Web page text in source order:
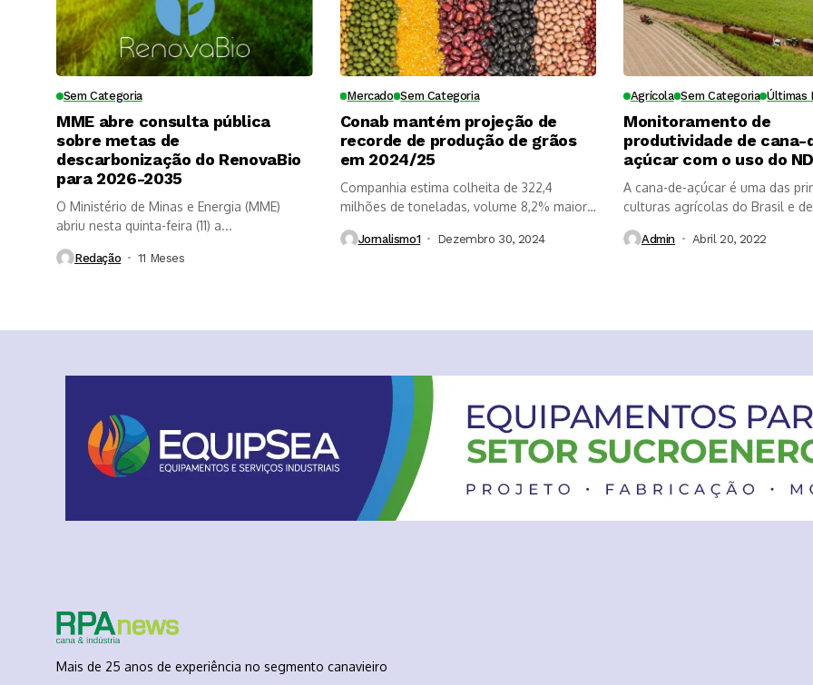
Sem Categoria
MME abre consulta pública
sobre metas de
descarbonização do RenovaBio
para 2026-2035
O Ministério de Minas e Energia (MME)
abriu nesta quinta-feira (11) a...
Redação 11 Meses ⁮
Mercado Sem Categoria
Conab mantém projeção de
recorde de produção de grãos
em 2024/25
Companhia estima colheita de 322,4
milhões de toneladas, volume 8,2% maior
Jornalismo1 Dezembro 30, 2024
Agrícola Sem Categoria Últimas
Monitoramento de
produtividade de cana-
açúcar com o uso do
A cana-de-açúcar é uma das
culturas agrícolas do Brasil e
Admin Abril 20, 2022
Mais de 25 anos de experiência no segmento canavieiro